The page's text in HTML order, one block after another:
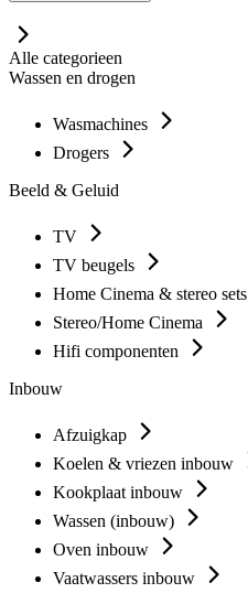
Alle categorieen
Wassen en drogen
Wasmachines
Drogers
Beeld & Geluid
TV
TV beugels
Home Cinema & stereo sets
Stereo/Home Cinema
Hifi componenten
Inbouw
Afzuigkap
Koelen & vriezen inbouw
Kookplaat inbouw
Wassen (inbouw)
Oven inbouw
Vaatwassers inbouw